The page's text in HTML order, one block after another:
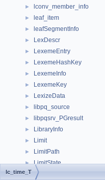
► lconv_member_info
► leaf_item
► leafSegmentInfo
► LexDescr
► LexemeEntry
► LexemeHashKey
► LexemeInfo
► LexemeKey
► LexizeData
► libpq_source
► libpqsrv_PGresult
► LibraryInfo
► Limit
► LimitPath
► LimitState
► LINE
lc_time_T